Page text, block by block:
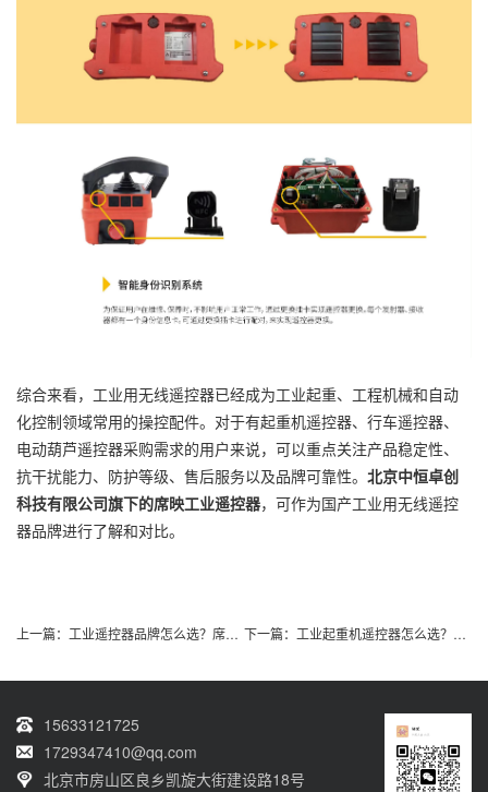
综合来看，工业用无线遥控器已经成为工业起重、工程机械和自动
化控制领域常用的操控配件。对于有起重机遥控器、行车遥控器、
电动葫芦遥控器采购需求的用户来说，可以重点关注产品稳定性、
抗干扰能力、防护等级、售后服务以及品牌可靠性。 北京中恒卓创
科技有限公司旗下的席映工业遥控器，可作为国产工业用无线遥控
器品牌进行了解和对比。
上一篇： 工业遥控器品牌怎么选？席映工业遥控器靠谱吗？ 下一篇： 工业起重机遥控器怎么选？席映工业遥控器选型介绍
15633121725
1729347410@qq.com
北京市房山区良乡凯旋大街建设路18号